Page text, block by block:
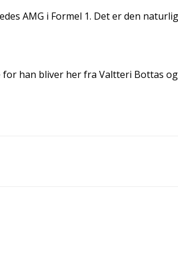
AMG i Formel 1. Det er den
han bliver her fra Valtteri Bottas